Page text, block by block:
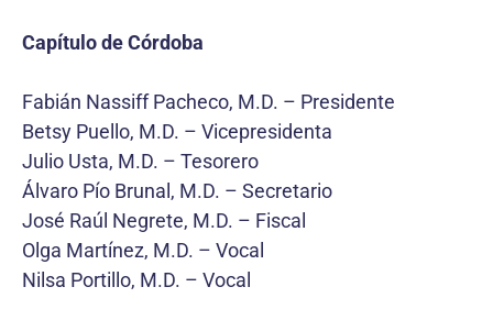
Capítulo de Córdoba
Fabián Nassiff Pacheco, M.D. – Presidente
Betsy Puello, M.D. – Vicepresidenta
Julio Usta, M.D. – Tesorero
Álvaro Pío Brunal, M.D. – Secretario
José Raúl Negrete, M.D. – Fiscal
Olga Martínez, M.D. – Vocal
Nilsa Portillo, M.D. – Vocal